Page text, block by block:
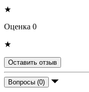
★
Оценка 0
★
Оставить отзыв
Вопросы (0)